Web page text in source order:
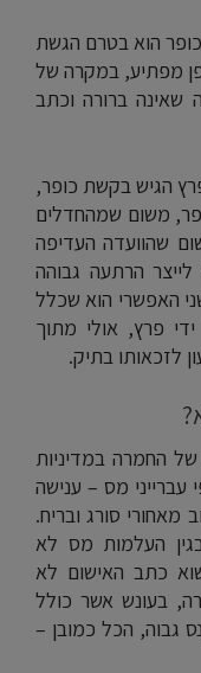
הוא בטרם הגשת
מפתיע, במקרה של
ברורה וכתב
הגיש בקשת כופר,
משום שמהחדלים
שהוועדה העדיפה
הרתעה גבוהה
האפשרי הוא שכלל
פרץ, אולי מתוך
לזכאותו בתיק.
החמרה במדיניות
מס – ענישה
סורג ובריח.
העלמות מס לא
כתב האישום לא
בעונש אשר כולל
גבוה, הכל כמובן –